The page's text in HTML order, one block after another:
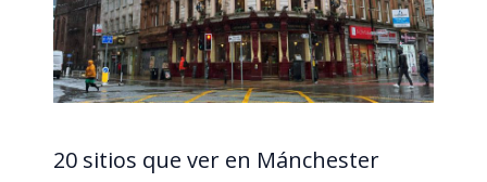
20 sitios que ver en Mánchester